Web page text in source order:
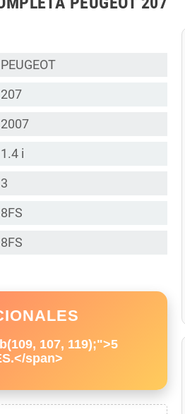
PEUGEOT
207
2007
1.4 i
3
8FS
8FS
107, 119);">5
span>